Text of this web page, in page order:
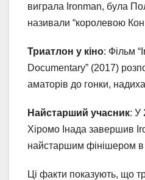
виграла Ironman, була
називали “королевою
Триатлон у кіно: Фільм
Documentary” (2017)
аматорів до гонки,
Найстарший учасник: У
Хіромо Інада завершив
найстаршим фінішером в
Ці факти показують, що